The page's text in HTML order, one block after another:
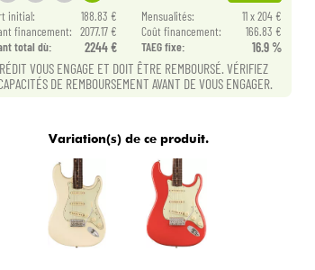
• Star SMusicLYON
•
•
initial: 188.83 € Mensualités:
11 x 204 €
financement: 2077.17 € Coût financement:
166.83 €
total dù:
2244 € TAEG fixe: 16.9 %
VOUS ENGAGE ET DOIT ÊTRE REMBOURSÉ. VÉRIFIEZ
DE REMBOURSEMENT AVANT DE VOUS ENGAGER.
Variation(s) de ce produit.